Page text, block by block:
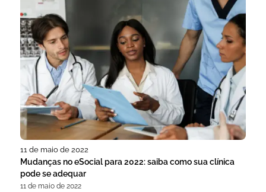
11 de maio de 2022
Mudanças no eSocial para 2022: saiba como sua clínica
pode se adequar
11 de maio de 2022